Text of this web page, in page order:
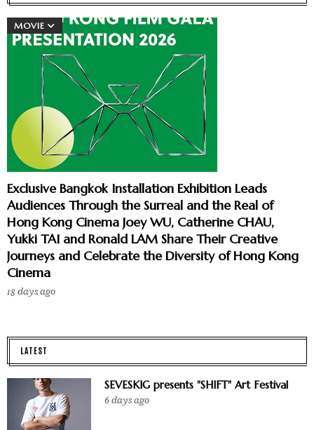
MOVIE
Exclusive Bangkok Installation Exhibition Leads
Audiences Through the Surreal and the Real of
Hong Kong Cinema Joey WU, Catherine CHAU,
Yukki TAI and Ronald LAM Share Their Creative
Journeys and Celebrate the Diversity of Hong Kong
Cinema
18 days ago
LATEST
SEVESKIG presents "SHIFT" Art Festival
6 days ago